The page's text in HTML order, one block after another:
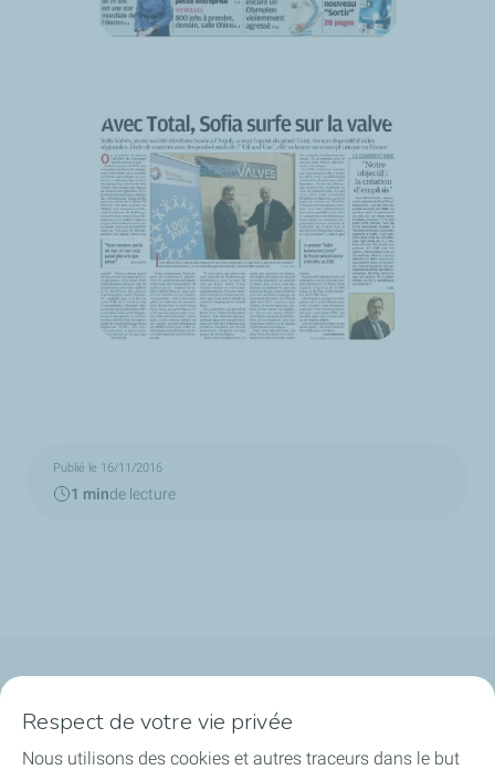
Publié le 16/11/2016
1 minde lecture
Notre ancrage territorial
Respect de votre vie privée
Nous utilisons des cookies et autres traceurs dans le but